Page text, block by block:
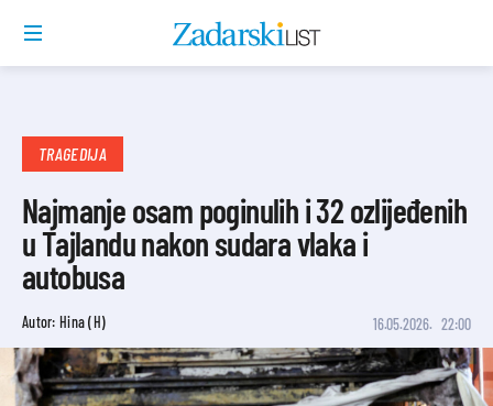
TRAGEDIJA
Najmanje osam poginulih i 32 ozlijeđenih
u Tajlandu nakon sudara vlaka i
autobusa
Autor: Hina (H) 16.05.2026. 22:00